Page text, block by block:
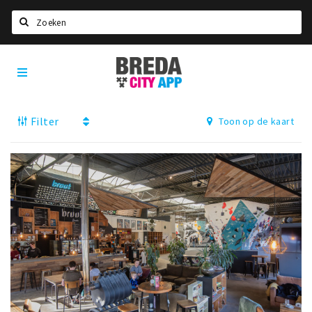
Home
Deals
Nieuws, interviews & blogs
Eten
Drinken
Slapen
Recreatief
Winkels
Breda
City
App
Filter Toon op de kaart